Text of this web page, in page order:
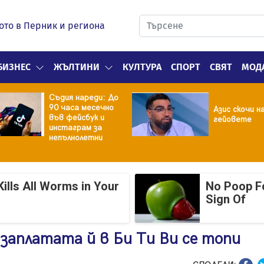
в Перник и региона
ЖЪЛТИНИ КУЛТУРА СПОРТ СВЯТ
Съдия нареди: До
90 часа месечно
във фейсбук и
инстаграм за
непълнолетни
Азис скочи
гейовете
All Worms in Your
No Poop
Sign Of
й в Би Ти Ви се топи